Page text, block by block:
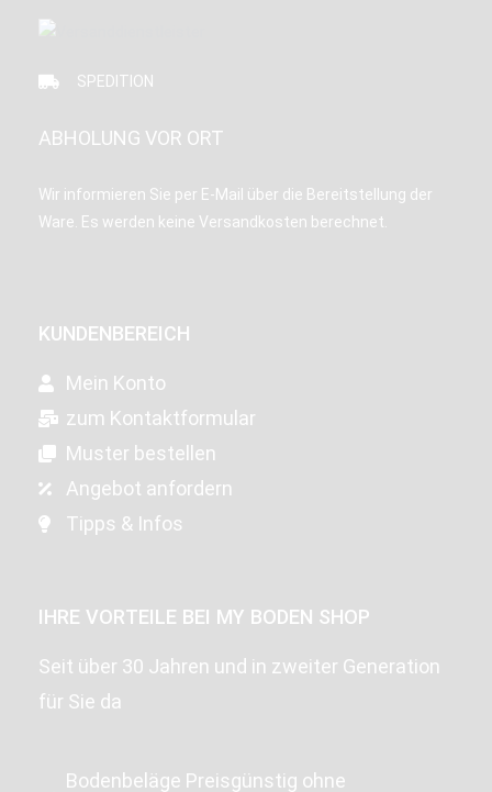
SPEDITION
ABHOLUNG VOR ORT
Wir informieren Sie per E-Mail über die Bereitstellung der
Ware. Es werden keine Versandkosten berechnet.
KUNDENBEREICH
Mein Konto
zum Kontaktformular
Muster bestellen
Angebot anfordern
Tipps & Infos
IHRE VORTEILE BEI MY BODEN SHOP
Seit über 30 Jahren und in zweiter Generation
für Sie da
Bodenbeläge Preisgünstig ohne